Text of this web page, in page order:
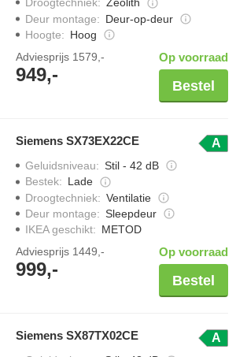
Droogtechniek: Zeolith
Deur montage: Deur-op-deur
Hoogte: Hoog
Adviesprijs 1579,-
949,-
Op voorraad
Bestel
Siemens SX73EX22CE A
Geluidsniveau: Stil - 42 dB
Bestek: Lade
Droogtechniek: Ventilatie
Deur montage: Sleepdeur
IKEA geschikt: METOD
Adviesprijs 1449,-
999,-
Op voorraad
Bestel
Siemens SX87TX02CE A